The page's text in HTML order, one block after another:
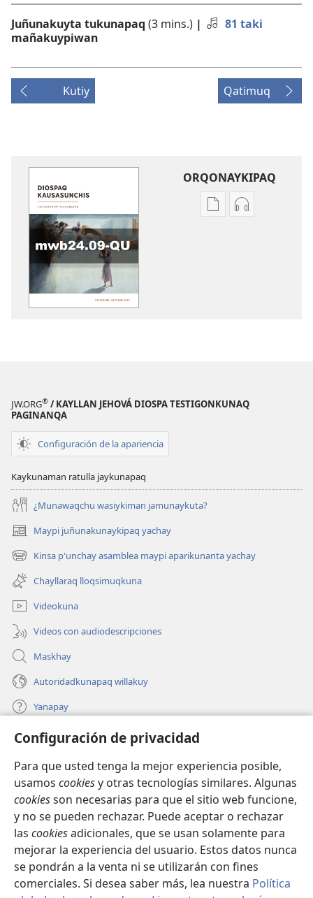
Configuración de privacidad
Para que usted tenga la mejor experiencia posible,
usamos cookiesy otras tecnologías similares. Algunas
cookiesson necesarias para que el sitio web funcione,
y no se pueden rechazar. Puede aceptar o rechazar
las cookiesadicionales, que se usan solamente para
mejorar la experiencia del usuario. Estos datos nunca
se pondrán a la venta ni se utilizarán con fines
comerciales. Si desea saber más, lea nuestra Política
Juñunakuyta tukunapaq (3 mins.) |
81 taki
mañakuypiwan
Kutiy Qatimuq
ORQONAYKIPAQ
KaypiKaypin
2024
JW.ORG® / KAYLLAN JEHOVÁ DIOSPA TESTIGONKUNAQ
PAGINANQA
Configuración de la apariencia
Kaykunaman ratulla jaykunapaq
¿Munawaqchu wasiykiman jamunaykuta?
Maypi juñunakunaykipaq yachay
(abre
una
nueva
ventana)
Kinsa p'unchay asamblea maypi aparikunanta yachay
(abre
una
nueva
ventana)
Chayllaraq lloqsimuqkuna
Videokuna
Videos con audiodescripciones
Maskhay
Autoridadkunapaq willakuy
Yanapay
Donacionta churanapaq
una
nueva
ventana)
INTERNETPI QELQANCHISKUNA Watchtower™
(abre
una
nueva
ventana)
JW Hub
(abre
una
nueva
ventana)
JW Library ®